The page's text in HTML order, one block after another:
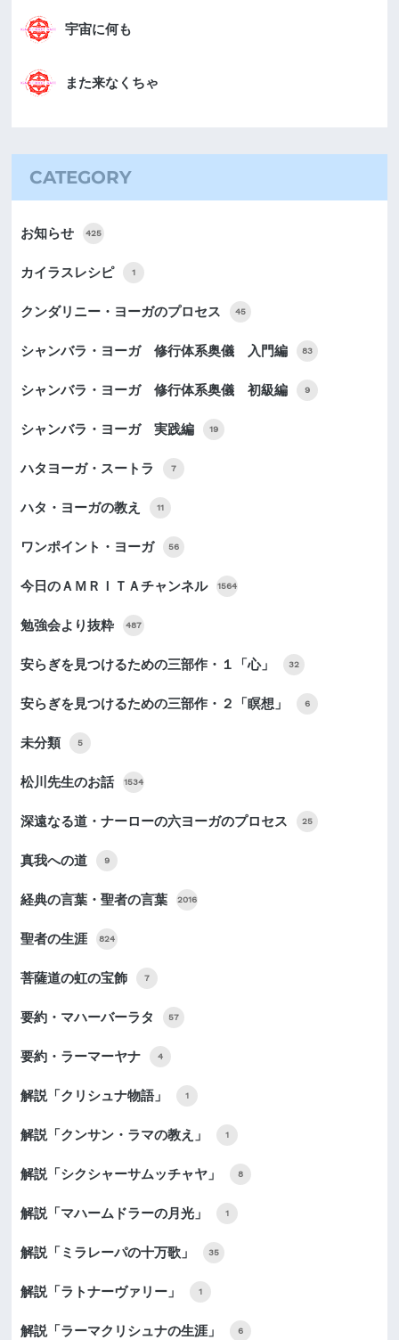
宇宙に何も
また来なくちゃ
CATEGORY
お知らせ 425
カイラスレシピ 1
クンダリニー・ヨーガのプロセス 45
シャンバラ・ヨーガ 修行体系奥儀 入門編 83
シャンバラ・ヨーガ 修行体系奥儀 初級編 9
シャンバラ・ヨーガ 実践編 19
ハタヨーガ・スートラ 7
ハタ・ヨーガの教え 11
ワンポイント・ヨーガ 56
今日のＡＭＲＩＴＡチャンネル 1564
勉強会より抜粋 487
安らぎを見つけるための三部作・１「心」 32
安らぎを見つけるための三部作・２「瞑想」 6
未分類 5
松川先生のお話 1534
深遠なる道・ナーローの六ヨーガのプロセス 25
真我への道 9
経典の言葉・聖者の言葉 2016
聖者の生涯 824
菩薩道の虹の宝飾 7
要約・マハーバーラタ 57
要約・ラーマーヤナ 4
解説「クリシュナ物語」 1
解説「クンサン・ラマの教え」 1
解説「シクシャーサムッチャヤ」 8
解説「マハームドラーの月光」 1
解説「ミラレーパの十万歌」 35
解説「ラトナーヴァリー」 1
解説「ラーマクリシュナの生涯」 6